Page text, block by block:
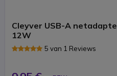
Cleyver USB-A
12W
5 van 1 Reviews